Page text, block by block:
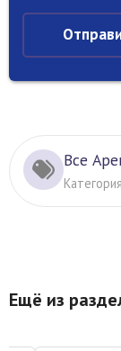
Все
Категория
Ещё из